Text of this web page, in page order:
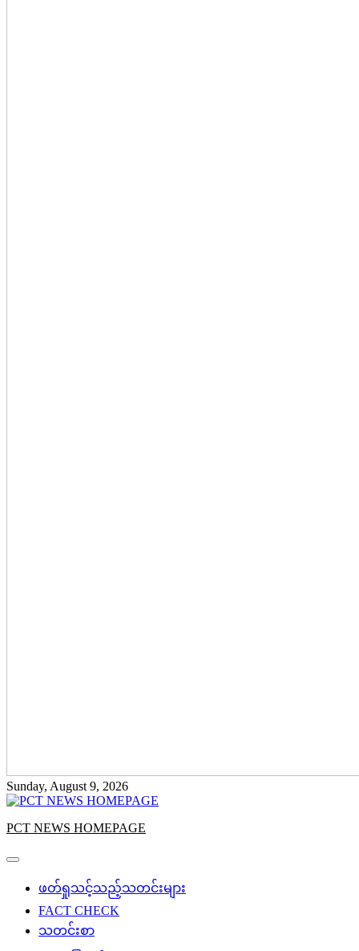
Sunday, August 9, 2026
PCT NEWS HOMEPAGE
ဖတ်ရှုသင့်သည့်သတင်းများ
FACT CHECK
သတင်းစာ